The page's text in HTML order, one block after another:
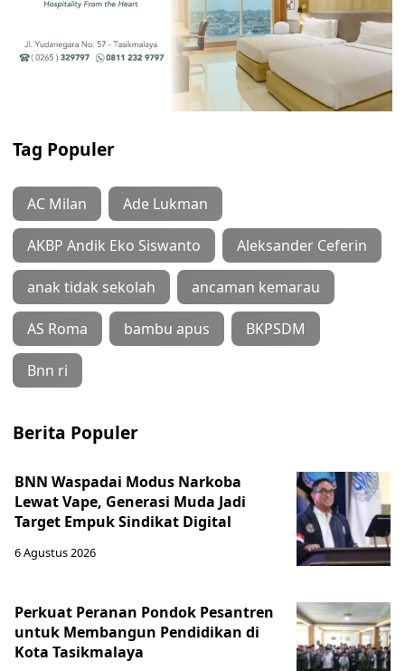
Tag Populer
AC Milan Ade Lukman
AKBP Andik Eko Siswanto Aleksander Ceferin
anak tidak sekolah ancaman kemarau
AS Roma bambu apus BKPSDM
Bnn ri
Berita Populer
BNN Waspadai Modus Narkoba
Lewat Vape, Generasi Muda Jadi
Target Empuk Sindikat Digital
6 Agustus 2026
Perkuat Peranan Pondok Pesantren
untuk Membangun Pendidikan di
Kota Tasikmalaya ‎